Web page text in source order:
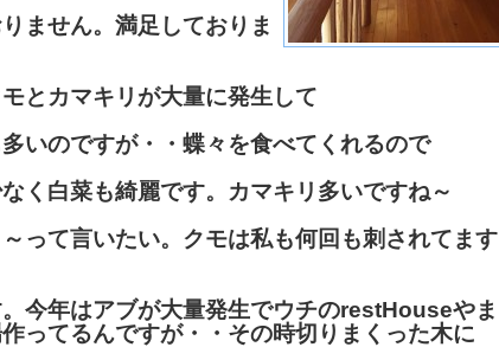
ません。満足しておりま
とカマキリが大量に発生して
いのですが・・蝶々を食べてくれるので
く白菜も綺麗です。カマキリ多いですね～
って言いたい。クモは私も何回も刺されてます
今年はアブが大量発生でウチのrestHouseやま
ってるんですが・・その時切りまくった木に